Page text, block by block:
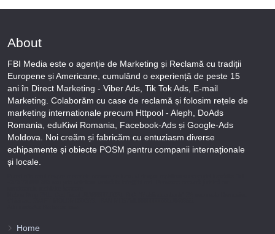
About
FBI Media este o agenție de Marketing și Reclamă cu tradiții
Europene și Americane, cumulând o experiență de peste 15
ani în Direct Marketing - Viber Ads, Tik Tok Ads, E-mail
Marketing. Colaborăm cu case de reclamă și folosim rețele de
marketing internationale precum Httpool - Aleph, DoAds
Romania, eduKiwi Romania, Facebook-Ads și Google-Ads
Moldova. Noi creăm și fabricăm cu entuziasm diverse
echipamente și obiecte POSM pentru companii internaționale
și locale.
Home